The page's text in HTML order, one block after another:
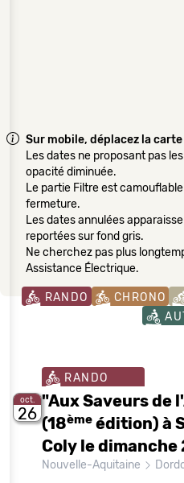
Sur mobile, déplacez la
Les dates ne proposant pas
opacité diminuée.
Le partie Filtre est
fermeture.
Les dates annulées
reportées sur fond gris.
Ne cherchez pas plus
Assistance Électrique.
RANDO CHRONO
oct.
26
RANDO
"Aux Saveurs de
(18ème édition) à
Coly le
Nouvelle-Aquitaine